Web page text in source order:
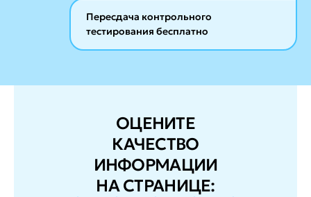
Пересдача контрольного
тестирования бесплатно
ОЦЕНИТЕ
КАЧЕСТВО
ИНФОРМАЦИИ
НА СТРАНИЦЕ: